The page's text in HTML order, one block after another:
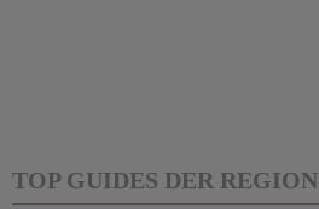
TOP GUIDES DER REGION